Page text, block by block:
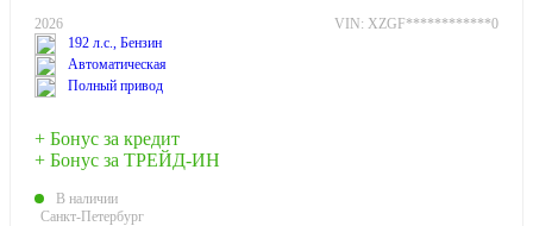
2026
VIN: XZGF************0
192 л.с., Бензин
Автоматическая
Полный привод
+ Бонус за кредит
+ Бонус за ТРЕЙД-ИН
В наличии
Санкт-Петербург